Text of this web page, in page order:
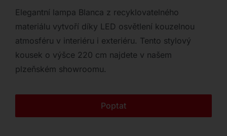
Katalog
Značky
Outlet
Kontakt
Elegantní lampa Blanca z recyklovatelného
materiálu vytvoří díky LED osvětlení kouzelnou
atmosféru v interiéru i exteriéru. Tento stylový
kousek o výšce 220 cm najdete v našem
plzeňském showroomu.
Poptat